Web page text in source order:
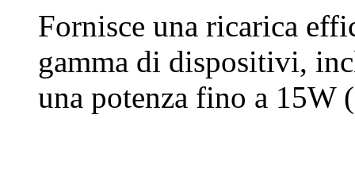
Fornisce una ricarica
gamma di dispositivi,
una potenza fino a 15W